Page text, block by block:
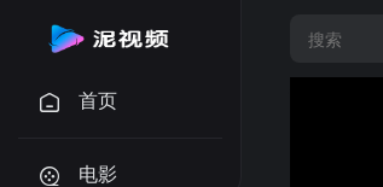
首页
电影